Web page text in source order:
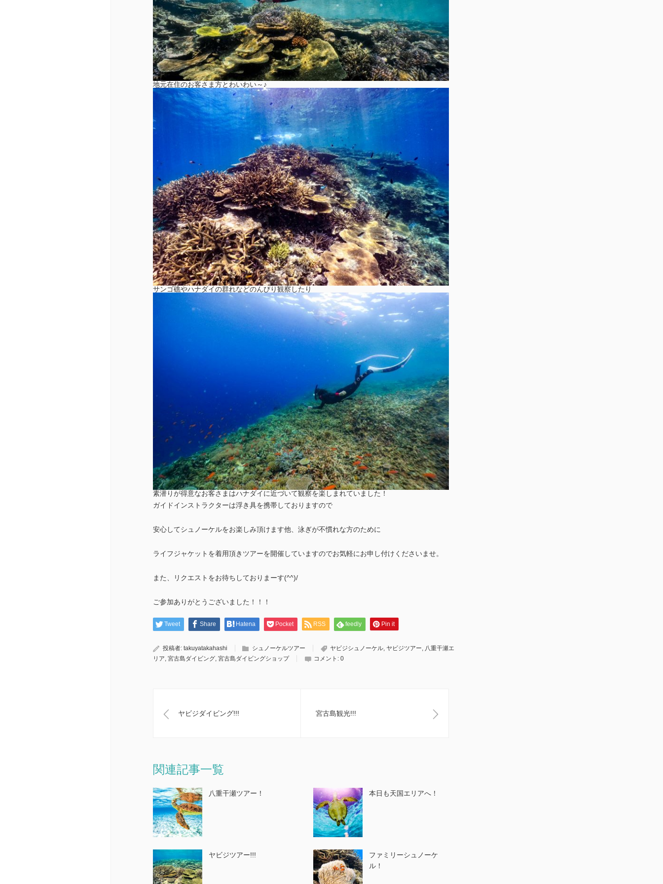
地元在住のお客さま方とわいわい～♪
サンゴ礁やハナダイの群れなどのんびり観察したり
素潜りが得意なお客さまはハナダイに近づいて観察を楽しまれていました！
ガイドインストラクターは浮き具を携帯しておりますので
安心してシュノーケルをお楽しみ頂けます他、泳ぎが不慣れな方のために
ライフジャケットを着用頂きツアーを開催していますのでお気軽にお申し付けくださいませ。
また、リクエストをお待ちしておりまーす(^^)/
ご参加ありがとうございました！！！
Tweet Share Hatena Pocket RSS feedly Pin it
投稿者: takuyatakahashi シュノーケルツアー ヤビジシュノーケル, ヤビジツアー
八重干瀬エ
リア 宮古島ダイビング, 宮古島ダイビングショップ コメント: 0
ヤビジダイビング!!! 宮古島観光!!!
関連記事一覧
八重干瀬ツアー！ 本日も天国エリアへ！
ヤビジツアー!!!
ファミリーシュノーケ
ル！